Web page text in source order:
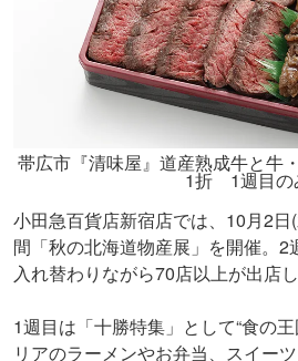
帯広市『清味屋』道産熟成牛と牛
1折 1週目の
小田急百貨店新宿店では、10月2
間「秋の北海道物産展」を開催。2
入れ替わりながら70店以上が出店し
1週目は「十勝特集」として“食の
リアのラーメンやお弁当、スイー